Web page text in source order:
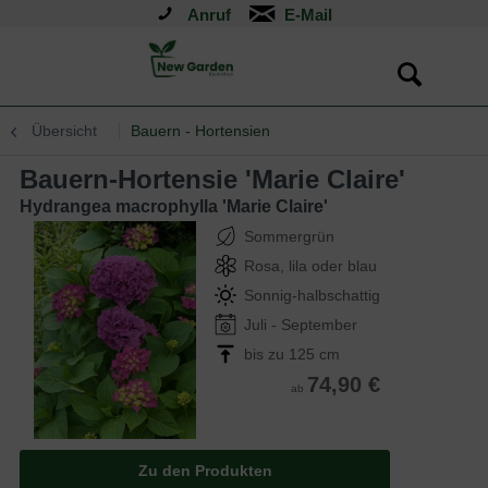
Anruf
Übersicht Bauern - Hortensien
Bauern-Hortensie 'Marie Claire'
Hydrangea macrophylla 'Marie Claire'
Sommergrün
Rosa, lila oder blau
Sonnig-halbschattig
Juli - September
bis zu 125 cm
ab 74,90 €
Zu den Produkten